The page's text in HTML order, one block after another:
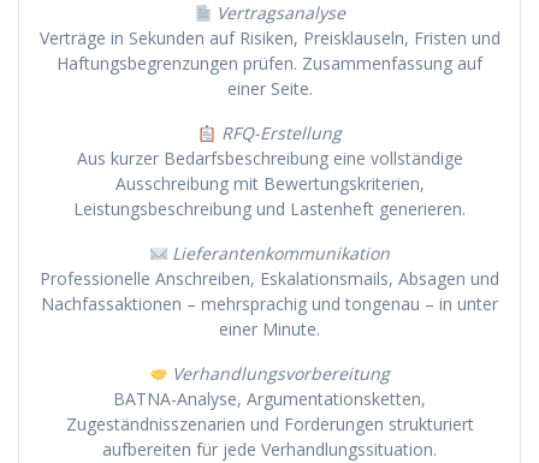
Vertragsanalyse
Verträge in Sekunden auf Risiken, Preisklauseln, Fristen und
Haftungsbegrenzungen prüfen. Zusammenfassung auf
einer Seite.
RFQ-Erstellung
Aus kurzer Bedarfsbeschreibung eine vollständige
Ausschreibung mit Bewertungskriterien,
Leistungsbeschreibung und Lastenheft generieren.
Lieferantenkommunikation
Professionelle Anschreiben, Eskalationsmails, Absagen und
Nachfassaktionen – mehrsprachig und tongenau – in unter
einer Minute.
Verhandlungsvorbereitung
BATNA-Analyse, Argumentationsketten,
Zugeständnisszenarien und Forderungen strukturiert
aufbereiten für jede Verhandlungssituation.